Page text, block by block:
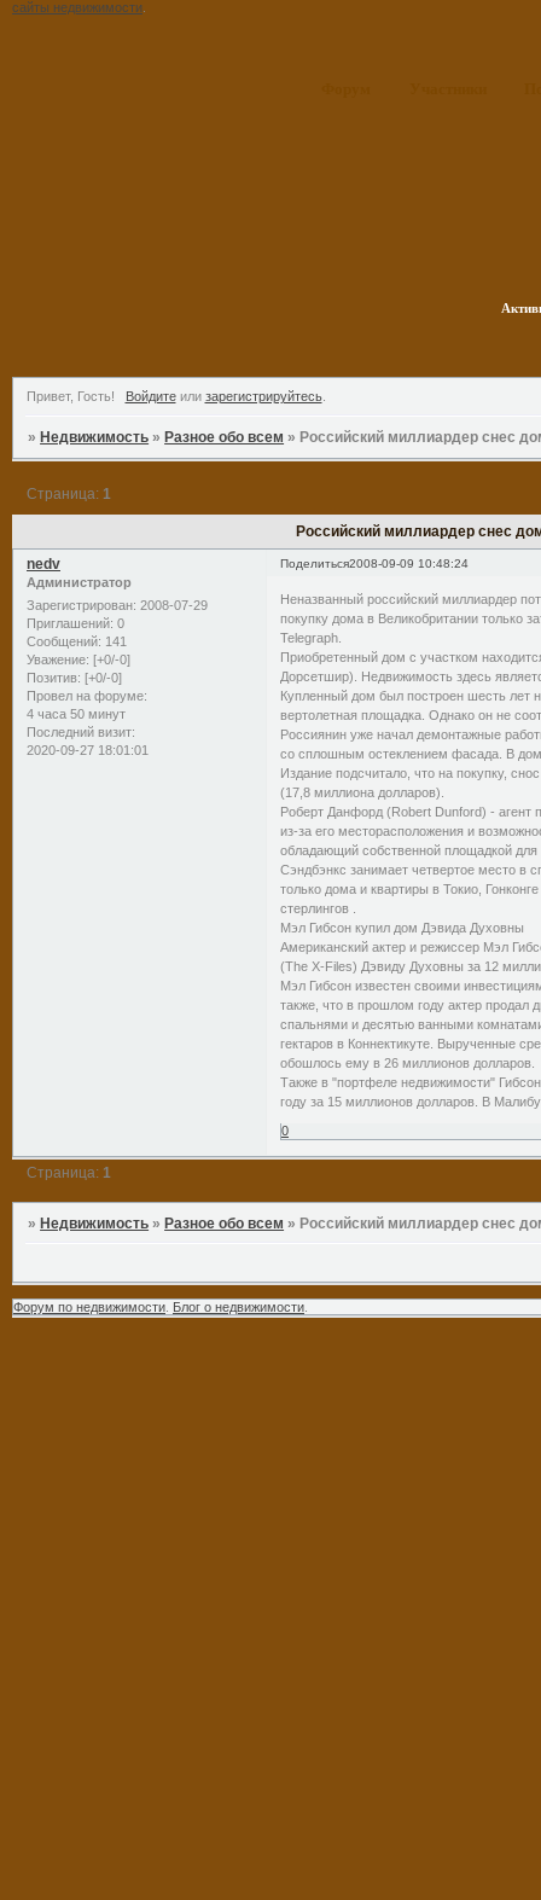
сайты недвижимости
Привет, Гость! Войдитеили зарегистрируйтесь.
»Недвижимость »Разное обо всем »Российский миллиардер снес
Российский миллиардер снес
Страница: 1
Поделиться2008-09-09 10:48:24
nedv
Администратор
Зарегистрирован: 2008-07-29
Приглашений: 0
Сообщений: 141
Уважение: [+0/-0]
Позитив: [+0/-0]
Провел на форуме:
4 часа 50 минут
Последний визит:
2020-09-27 18:01:01
Неназванный российский миллиардер
покупку дома в Великобритании только
Telegraph.
Приобретенный дом с участком
Дорсетшир). Недвижимость здесь
Купленный дом был построен шесть лет
вертолетная площадка. Однако он не
Россиянин уже начал демонтажные
со сплошным остеклением фасада. В
Издание подсчитало, что на покупку,
(17,8 миллиона долларов).
Роберт Данфорд (Robert Dunford) - агент
из-за его месторасположения и
обладающий собственной площадкой для
Сэндбэнкс занимает четвертое место в
только дома и квартиры в Токио,
стерлингов .
Мэл Гибсон купил дом Дэвида Духовны
Американский актер и режиссер Мэл
(The X-Files) Дэвиду Духовны за 12
Мэл Гибсон известен своими
также, что в прошлом году актер
спальнями и десятью ванными
гектаров в Коннектикуте. Вырученные
обошлось ему в 26 миллионов долларов.
Также в "портфеле недвижимости"
году за 15 миллионов долларов. В
0
Страница:1
» Недвижимость » Разное обо всем » Российский миллиардер снес
Форум по недвижимости Блог о недвижимости